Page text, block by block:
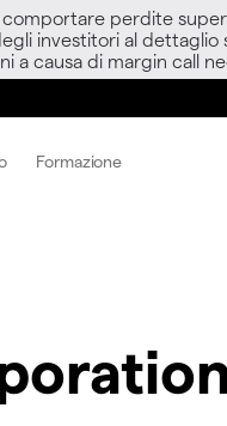
perdite
investitori al
causa di margin call
Formazione